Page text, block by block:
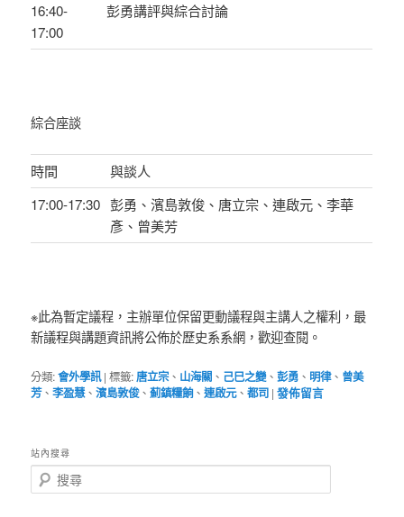
16:40-
17:00
彭勇講評與綜合討論
綜合座談
時間
與談人
17:00-17:30 彭勇、濱島敦俊、唐立宗、連啟元、李華
彥、曾美芳
※此為暫定議程，主辦單位保留更動議程與主講人之權利，最
新議程與講題資訊將公佈於歷史系系網，歡迎查閱。
分類:會外學訊 |標籤:唐立宗、 山海關 、 己巳之變、彭勇 、 明律、 曾美
芳、李盈慧、濱島敦俊、薊鎮糧餉、連啟元、都司 |發佈留言
站內搜尋
搜
尋